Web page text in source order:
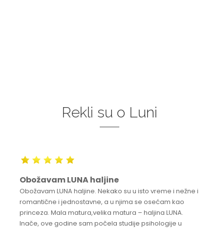
Rekli su o Luni
Obožavam LUNA haljine
Obožavam LUNA haljine. Nekako su u isto vreme i nežne i
romantične i jednostavne, a u njima se osećam kao
princeza. Mala matura,velika matura – haljina LUNA.
Inače, ove godine sam počela studije psihologije u